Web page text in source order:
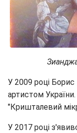
У 2009 році
артистом
"Кришталевий
У 2017 році